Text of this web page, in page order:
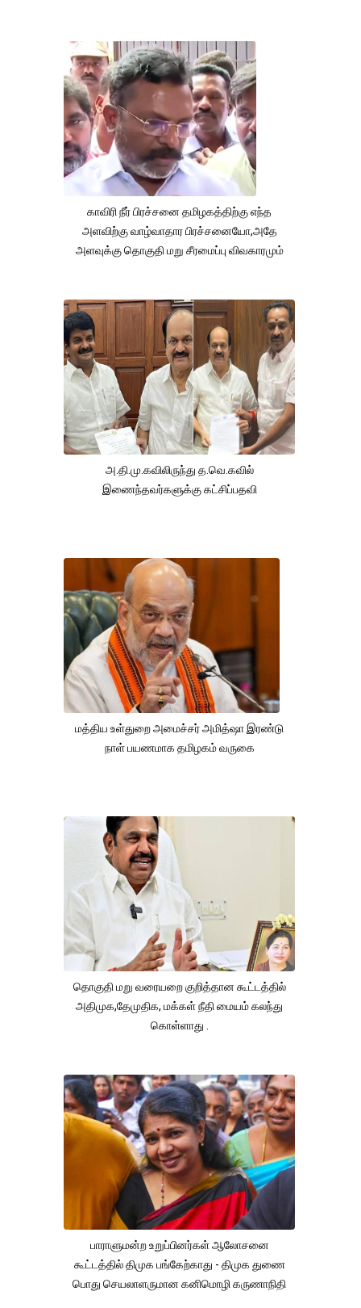
காவிரி நீர் பிரச்சனை தமிழகத்திற்கு எந்த
அளவிற்கு வாழ்வாதார பிரச்சனையோ,அதே
அளவுக்கு தொகுதி மறு சீரமைப்பு விவகாரமும்
அ.தி.மு.கவிலிருந்து த.வெ.கவில்
இணைந்தவர்களுக்கு கட்சிப்பதவி
மத்திய உள்துறை அமைச்சர் அமித்ஷா இரண்டு
நாள் பயணமாக தமிழகம் வருகை
தொகுதி மறு வரையறை குறித்தான கூட்டத்தில்
அதிமுக,தேமுதிக, மக்கள் நீதி மையம் கலந்து
கொள்ளாது .
பாராளுமன்ற உறுப்பினர்கள் ஆலோசனை
கூட்டத்தில் திமுக பங்கேற்காது - திமுக துணை
பொது செயலாளருமான கனிமொழி கருணாநிதி